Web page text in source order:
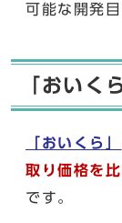
可能な開発
「おいく
「おいくら」
取り価格を
です。